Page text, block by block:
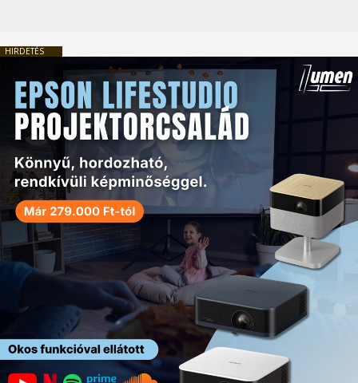
HIRDETÉS